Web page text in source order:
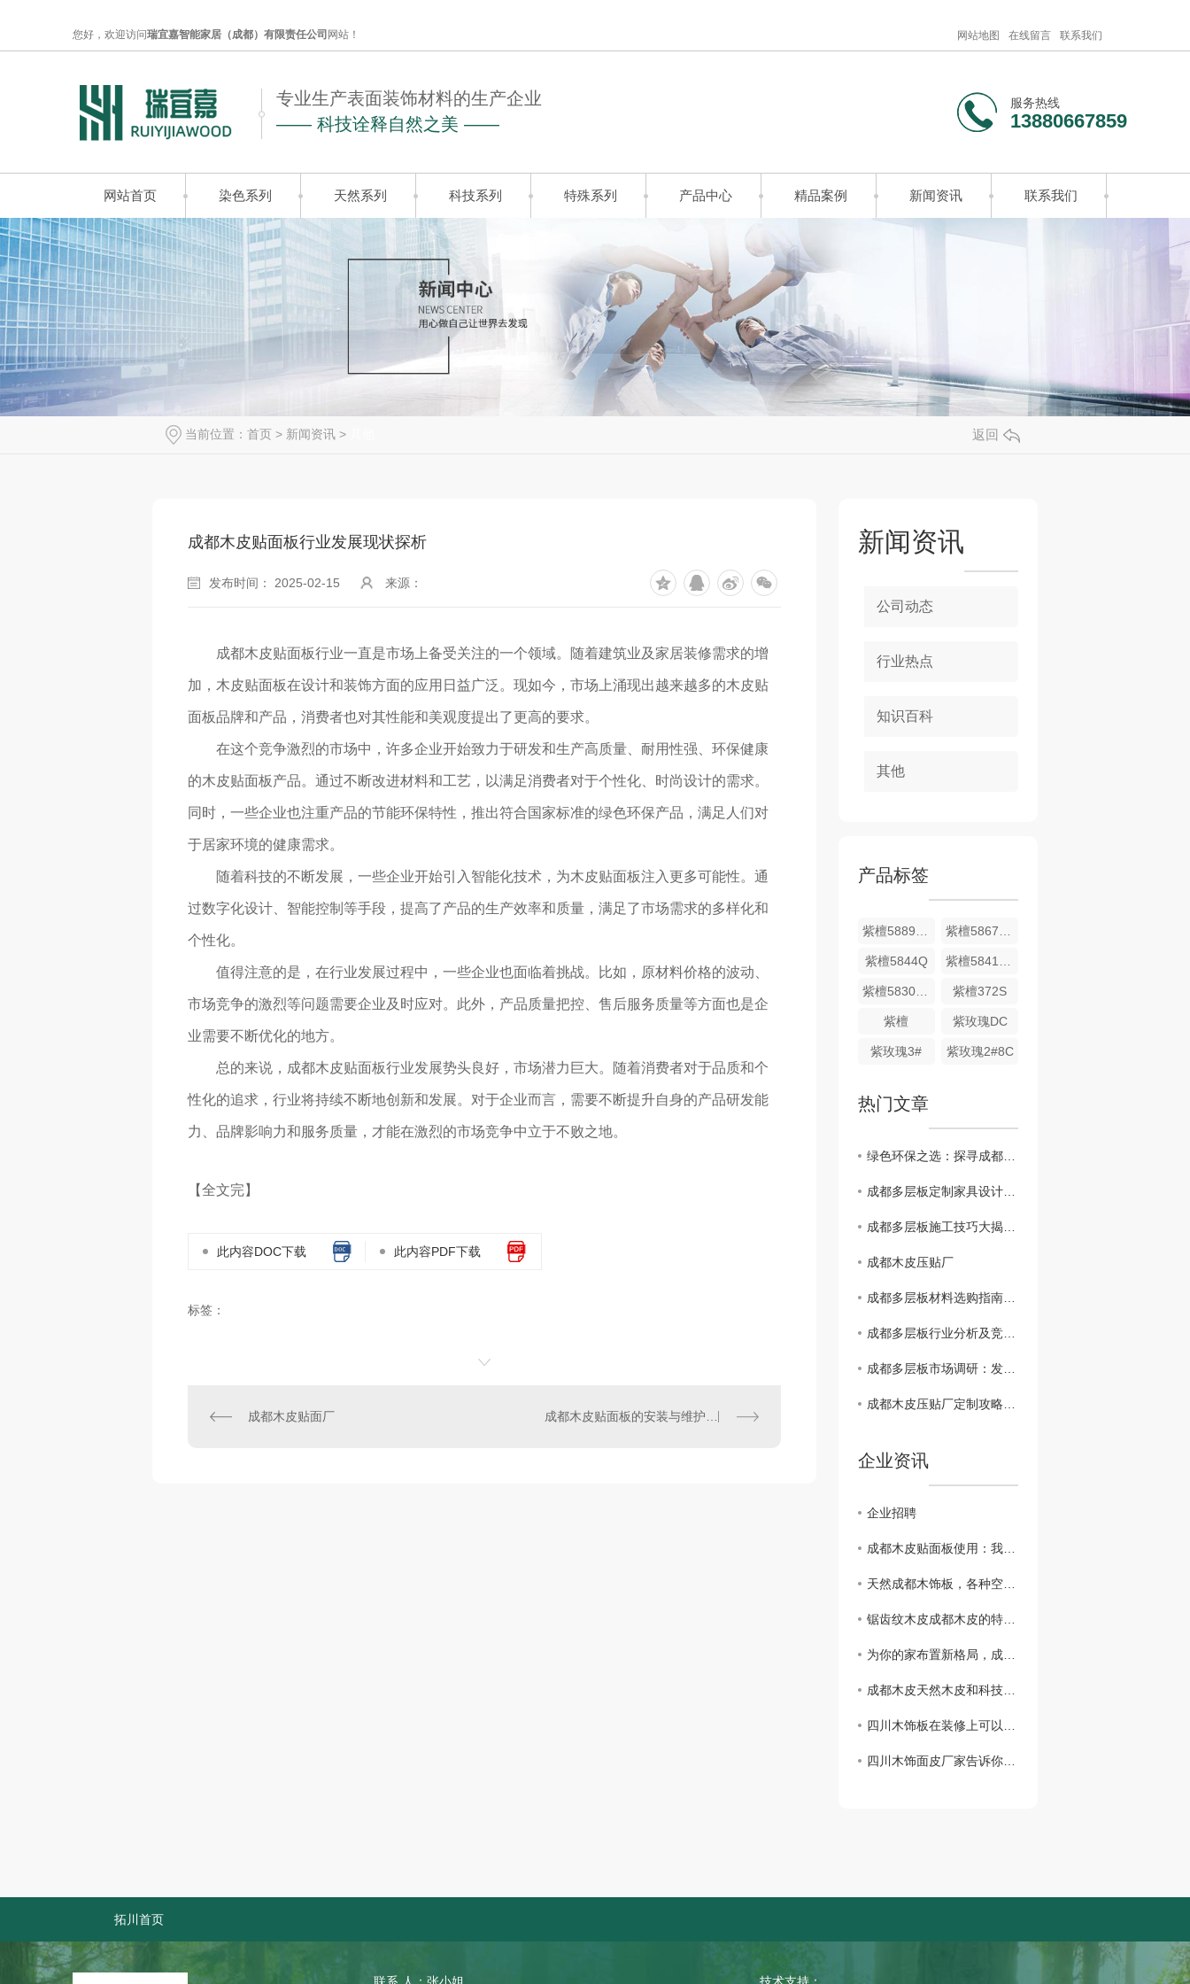
您好，欢迎访问瑞宜嘉智能家居（成都）有限责任公司 网站！ 网站地图 在线留言 联系我们
专业生产表面装饰材料的生产企业
—— 科技诠释自然之美 ——
服务热线
13880667859
网站首页 染色系列 天然系列 科技系列 特殊系列 产品中心 精品案例 新闻资讯 联系我们
当前位置： 首页 > 新闻资讯 > 返回
成都木皮贴面板行业发展现状探析
发布时间： 2025-02-15 来源：
成都木皮贴面板行业一直是市场上备受关注的一个领域。随着建筑业及家居装修需求的增
加，木皮贴面板在设计和装饰方面的应用日益广泛。现如今，市场上涌现出越来越多的木皮贴
面板品牌和产品，消费者也对其性能和美观度提出了更高的要求。
在这个竞争激烈的市场中，许多企业开始致力于研发和生产高质量、耐用性强、环保健康
的木皮贴面板产品。通过不断改进材料和工艺，以满足消费者对于个性化、时尚设计的需求。
同时，一些企业也注重产品的节能环保特性，推出符合国家标准的绿色环保产品，满足人们对
于居家环境的健康需求。
随着科技的不断发展，一些企业开始引入智能化技术，为木皮贴面板注入更多可能性。通
过数字化设计、智能控制等手段，提高了产品的生产效率和质量，满足了市场需求的多样化和
个性化。
值得注意的是，在行业发展过程中，一些企业也面临着挑战。比如，原材料价格的波动、
市场竞争的激烈等问题需要企业及时应对。此外，产品质量把控、售后服务质量等方面也是企
业需要不断优化的地方。
总的来说，成都木皮贴面板行业发展势头良好，市场潜力巨大。随着消费者对于品质和个
性化的追求，行业将持续不断地创新和发展。对于企业而言，需要不断提升自身的产品研发能
力、品牌影响力和服务质量，才能在激烈的市场竞争中立于不败之地。
【全文完】
此内容DOC下载 此内容PDF下载
标签：
成都木皮贴面厂 成都木皮贴面板的安装与维护指南
新闻资讯
公司动态
行业热点
知识百科
其他
产品标签
紫檀5889DS 紫檀5867DS
紫檀5844Q 紫檀5841DS
紫檀5830DS 紫檀372S
紫檀 紫玫瑰DC
紫玫瑰3# 紫玫瑰2#8C
热门文章
绿色环保之选：探寻成都多层板的生产与应用
成都多层板定制家具设计灵感分享：打造个性空间
成都多层板施工技巧大揭秘：安装、维护、注意事项
成都木皮压贴厂
成都多层板材料选购指南：质量、价格、品牌..比较
成都多层板行业分析及竞争格局解读
成都多层板市场调研：发展现状与未来趋势
成都木皮压贴厂定制攻略：让家具焕发新生彩
企业资讯
企业招聘
成都木皮贴面板使用：我们只是大自然的搬运工。
天然成都木饰板，各种空间应用都难不倒它！
锯齿纹木皮成都木皮的特点你知道吗？
为你的家布置新格局，成都木饰板是你的不二选择
成都木皮天然木皮和科技木皮你知道怎么区分吗?
四川木饰板在装修上可以怎么用？
四川木饰面皮厂家告诉你咱们有这些类别！
拓川首页